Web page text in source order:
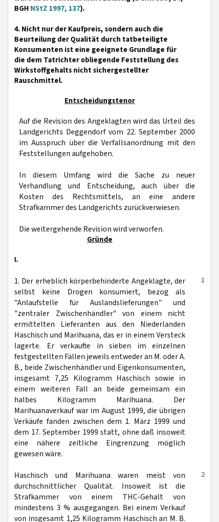
BGH NStZ 1997, 137).
4. Nicht nur der Kaufpreis, sondern auch die
Beurteilung der Qualität durch tatbeteiligte
Konsumenten ist eine geeignete Grundlage für
die dem Tatrichter obliegende Feststellung des
Wirkstoffgehalts nicht sichergestellter
Rauschmittel.
Entscheidungstenor
Auf die Revision des Angeklagten wird das Urteil des
Landgerichts Deggendorf vom 22. September 2000
im Ausspruch über die Verfallsanordnung mit den
Feststellungen aufgehoben.
In diesem Umfang wird die Sache zu neuer
Verhandlung und Entscheidung, auch über die
Kosten des Rechtsmittels, an eine andere
Strafkammer des Landgerichts zurückverwiesen.
Die weitergehende Revision wird verworfen.
Gründe
I.
1
1. Der erheblich körperbehinderte Angeklagte, der
selbst keine Drogen konsumiert, bezog als
"Anlaufstelle für Auslandslieferungen" und
"zentraler Zwischenhändler" von einem nicht
ermittelten Lieferanten aus den Niederlanden
Haschisch und Marihuana, das er in einem Versteck
lagerte. Er verkaufte in sieben im einzelnen
festgestellten Fällen jeweils entweder an M. oder A.
B., beide Zwischenhändler und Eigenkonsumenten,
insgesamt 7,25 Kilogramm Haschisch sowie in
einem weiteren Fall an beide gemeinsam ein
halbes Kilogramm Marihuana. Der
Marihuanaverkauf war im August 1999, die übrigen
Verkäufe fanden zwischen dem 1. März 1999 und
dem 17. September 1999 statt, ohne daß insoweit
eine nähere zeitliche Eingrenzung möglich
gewesen wäre.
2
Haschisch und Marihuana waren meist von
durchschnittlicher Qualität. Insoweit ist die
Strafkammer von einem THC-Gehalt von
mindestens 3 % ausgegangen. Bei einem Verkauf
von insgesamt 1,25 Kilogramm Haschisch an M. B.